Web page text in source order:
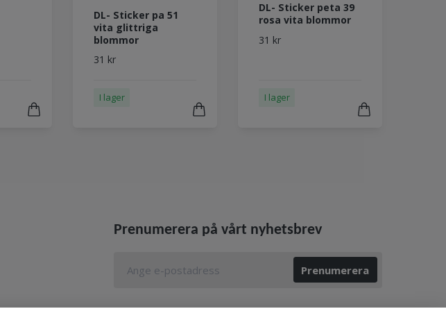
DL- Sticker pa 51
vita glittriga
blommor
31 kr
I lager
DL- Sticker peta 39
rosa vita blommor
31 kr
I lager
Prenumerera på vårt nyhetsbrev
Prenumerera